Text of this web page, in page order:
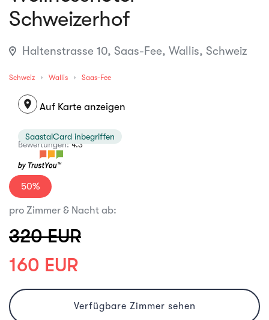
Schweizerhof
Haltenstrasse 10, Saas-Fee, Wallis, Schweiz
Schweiz Wallis Saas-Fee
location_on Auf Karte anzeigen
Bewertungen:4.3
SaastalCard inbegriffen
50%
pro Zimmer & Nacht ab:
320 EUR
160 EUR
Verfügbare Zimmer sehen